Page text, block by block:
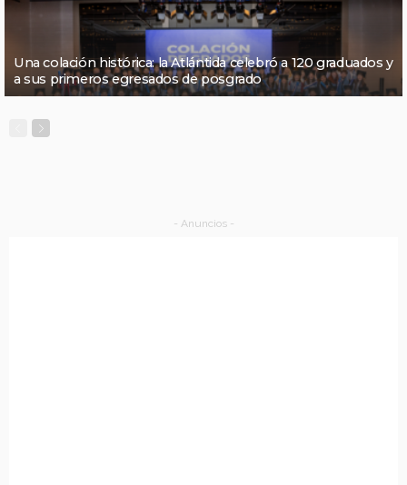
Una colación histórica: la Atlántida celebró a 120 graduados y
a sus primeros egresados de posgrado
- Anuncios -